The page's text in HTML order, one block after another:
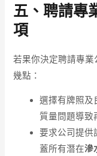
五、聘請專
項
若果你決定聘請專業
幾點：
選擇有牌照及
質量問題導致
要求公司提供
蓋所有潛在滲